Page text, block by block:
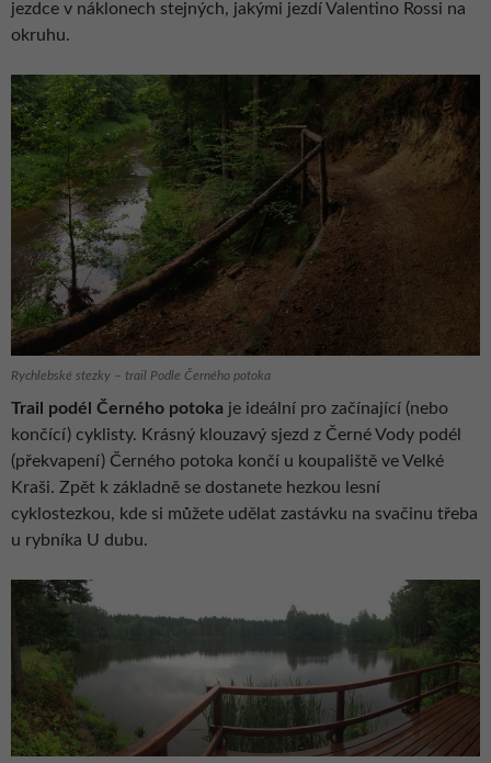
jezdce v náklonech stejných, jakými jezdí Valentino Rossi na
okruhu.
Rychlebské stezky – trail Podle Černého potoka
Trail podél Černého potoka je ideální pro začínající (nebo
končící) cyklisty. Krásný klouzavý sjezd z Černé Vody podél
(překvapení) Černého potoka končí u koupaliště ve Velké
Kraši. Zpět k základně se dostanete hezkou lesní
cyklostezkou, kde si můžete udělat zastávku na svačinu třeba
u rybníka U dubu.